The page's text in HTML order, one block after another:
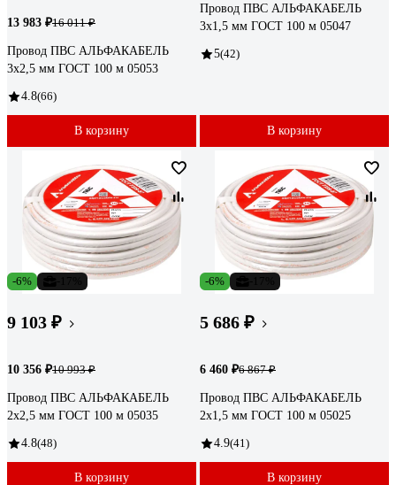
13 983 ₽16 011 ₽
Провод ПВС АЛЬФАКАБЕЛЬ
3х2,5 мм ГОСТ 100 м 05053
4.8(66)
В корзину
Провод ПВС АЛЬФАКАБЕЛЬ
3х1,5 мм ГОСТ 100 м 05047
5(42)
В корзину
-6%
9 103 ₽
10 356 ₽10 993 ₽
Провод ПВС АЛЬФАКАБЕЛЬ
2х2,5 мм ГОСТ 100 м 05035
4.8(48)
В корзину
-6%
5 686 ₽
6 460 ₽6 867 ₽
Провод ПВС АЛЬФАКАБЕЛЬ
2х1,5 мм ГОСТ 100 м 05025
4.9(41)
В корзину